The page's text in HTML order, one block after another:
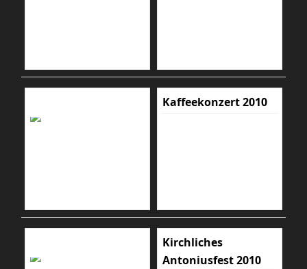
Kaffeekonzert 2010
Kirchliches
Antoniusfest 2010